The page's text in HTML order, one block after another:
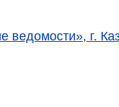
ведомости», г.